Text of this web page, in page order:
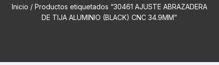
Inicio / Productos etiquetados “30461 AJUSTE ABRAZADERA
DE TIJA ALUMINIO (BLACK) CNC 34.9MM”